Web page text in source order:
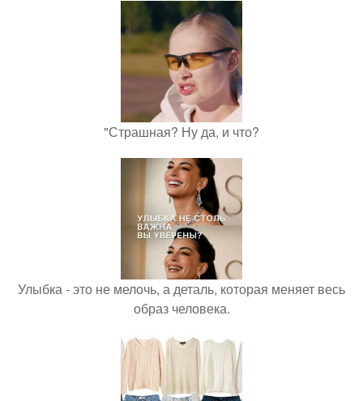
"Страшная? Ну да, и что?
Улыбка - это не мелочь, а деталь, которая меняет весь
образ человека.